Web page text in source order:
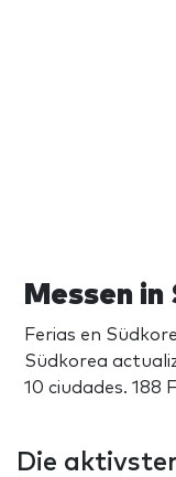
Messen
Ferias en
Südkorea
10 ciudades. 188
Die